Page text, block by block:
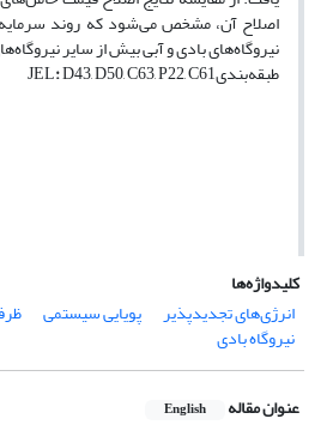
اصلاح آن، مشخص می‌شود که روند
نیروگاه‌های بادی و آبی بیش از سایر
طبقه‌بندیJEL :D43, D50, C63, P22, C61
کلیدواژه‌ها
انرژی‌های تجدیدپذیر
پویایی سیستمی
نیروگاه بادی
عنوان مقاله English